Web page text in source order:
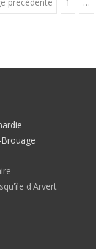
d'Arvert